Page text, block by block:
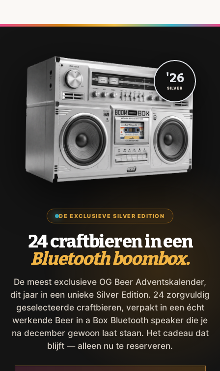
DE EXCLUSIEVE SILVER EDITION
24 craftbieren in een
Bluetooth boombox.
De meest exclusieve OG Beer Adventskalender,
dit jaar in een unieke Silver Edition. 24 zorgvuldig
geselecteerde craftbieren, verpakt in een écht
werkende Beer in a Box Bluetooth speaker die je
na december gewoon laat staan. Het cadeau dat
blijft — alleen nu te reserveren.
'26
SILVER